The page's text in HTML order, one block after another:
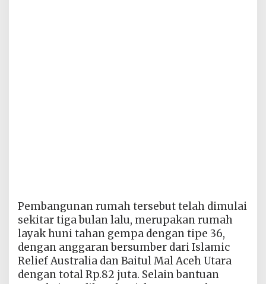
Pembangunan rumah tersebut telah dimulai
sekitar tiga bulan lalu, merupakan rumah
layak huni tahan gempa dengan tipe 36,
dengan anggaran bersumber dari Islamic
Relief Australia dan Baitul Mal Aceh Utara
dengan total Rp.82 juta. Selain bantuan